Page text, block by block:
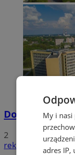
Dowody
2
reklama
My i
adres